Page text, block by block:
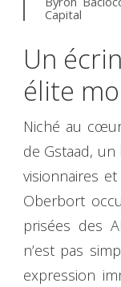
Capital
Un
élite
Niché au
de Gstaad,
visionnaires
Oberbort
prisées des
n’est pas
expression